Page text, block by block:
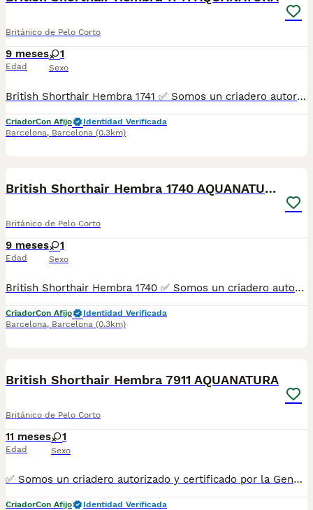
Británico de Pelo Corto
9 meses
Edad
1
Sexo
British Shorthair Hembra 1741 ✅ Somos un criadero autorizado y certificado por la Generalitat de Catalunya bajo el número de Núcleo Zoológico G25/00314. PARA MÁS INFORMACIÓN: ☎️ 933095977 📱 685878504 / 674320847 💻 Más fotos y vídeos en nuestra web www.aquanatura.es 🚙 Hacemos envíos 📌 Calle Roger de Flor 45, muy cerca del Arc de Triomf de Barcelona, de Lunes a Sábados. Se entregan con sus vacunas, desparasitados interna y externamente, con microchip y su registro, cartilla sanitaria y contrato de garantías, documentación legal y factura. AQUANATURA
CriadorCon Afijo
Identidad Verificada
Barcelona, Barcelona (0.3km)
British Shorthair Hembra 1740 AQUANATURA
Británico de Pelo Corto
9 meses
Edad
1
Sexo
British Shorthair Hembra 1740 ✅ Somos un criadero autorizado y certificado por la Generalitat de Catalunya bajo el número de Núcleo Zoológico G25/00314. PARA MÁS INFORMACIÓN: ☎️ 933095977 📱 685878504 / 674320847 💻 Más fotos y vídeos en nuestra web www.aquanatura.es 🚙 Hacemos envíos 📌 Calle Roger de Flor 45, muy cerca del Arc de Triomf de Barcelona, de Lunes a Sábados. Se entregan con sus vacunas, desparasitados interna y externamente, con microchip y su registro, cartilla sanitaria y contrato de garantías, documentación legal y factura. AQUANATURA
CriadorCon Afijo
Identidad Verificada
Barcelona, Barcelona (0.3km)
British Shorthair Hembra 7911 AQUANATURA
Británico de Pelo Corto
11 meses
Edad
1
Sexo
✅ Somos un criadero autorizado y certificado por la Generalitat de Catalunya. PARA MÁS INFORMACIÓN: ☎️ 933095977 📱 685878504 / 674320847 💻 Más fotos y vídeos en nuestra web www.aquanatura.es 🚙 Hacemos envíos 📌 Calle Roger de Flor 45, muy cerca del Arc de Triomf de Barcelona, de Lunes a Sábados. Se entregan con la mayoría de sus vacunas, desparasitados interna y externamente, con microchip y su registro, cartilla sanitaria y contrato de garantías, bajo la supervisión de nuestro equipo veterinario. AQUANATURA
CriadorCon Afijo
Identidad Verificada